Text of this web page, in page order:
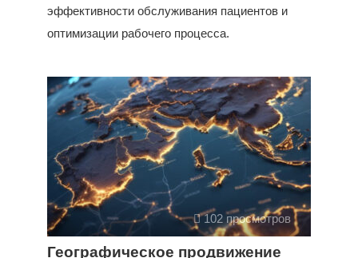
эффективности обслуживания пациентов и
оптимизации рабочего процесса.
102 просмотров
Географическое продвижение